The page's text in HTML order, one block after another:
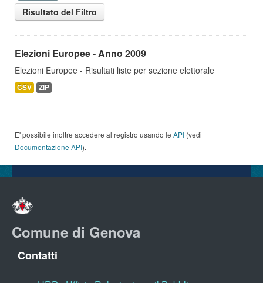
Risultato del Filtro
Elezioni Europee - Anno 2009
Elezioni Europee - Risultati liste per sezione elettorale
CSV ZIP
E' possibile inoltre accedere al registro usando le API (vedi
Documentazione API).
Comune di Genova
Contatti